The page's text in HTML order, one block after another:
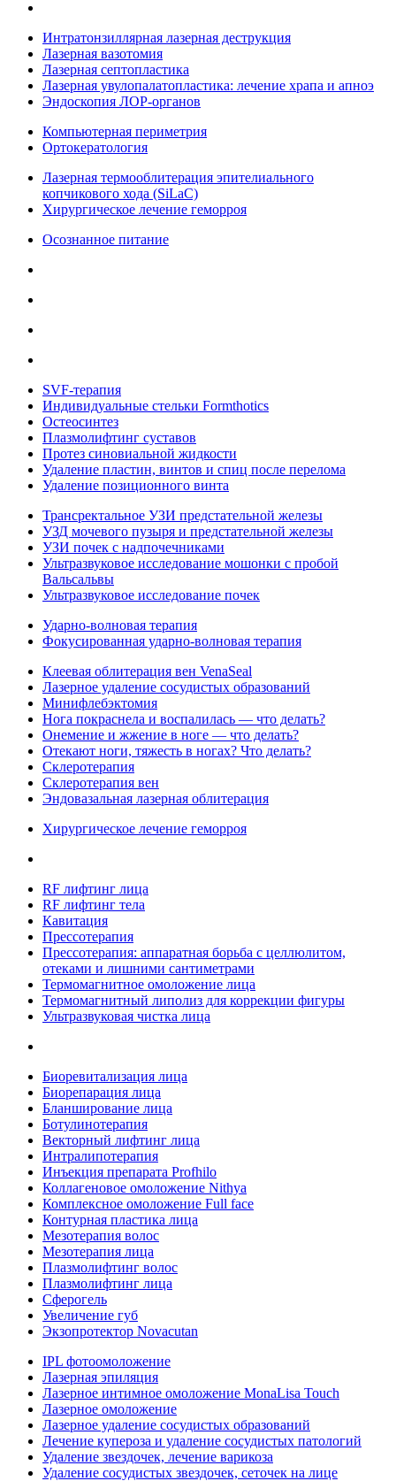
Интратонзиллярная лазерная деструкция
Лазерная вазотомия
Лазерная септопластика
Лазерная увулопалатопластика: лечение храпа и апноэ
Эндоскопия ЛОР-органов
Компьютерная периметрия
Ортокератология
Лазерная термооблитерация эпителиального
копчикового хода (SiLaC)
Хирургическое лечение геморроя
Осознанное питание
SVF-терапия
Индивидуальные стельки Formthotics
Остеосинтез
Плазмолифтинг суставов
Протез синовиальной жидкости
Удаление пластин, винтов и спиц после перелома
Удаление позиционного винта
Трансректальное УЗИ предстательной железы
УЗД мочевого пузыря и предстательной железы
УЗИ почек с надпочечниками
Ультразвуковое исследование мошонки с пробой
Вальсальвы
Ультразвуковое исследование почек
Ударно-волновая терапия
Фокусированная ударно-волновая терапия
Клеевая облитерация вен VenaSeal
Лазерное удаление сосудистых образований
Минифлебэктомия
Нога покраснела и воспалилась — что делать?
Онемение и жжение в ноге — что делать?
Отекают ноги, тяжесть в ногах? Что делать?
Склеротерапия
Склеротерапия вен
Эндовазальная лазерная облитерация
Хирургическое лечение геморроя
RF лифтинг лица
RF лифтинг тела
Кавитация
Прессотерапия
Прессотерапия: аппаратная борьба с целлюлитом,
отеками и лишними сантиметрами
Термомагнитное омоложение лица
Термомагнитный липолиз для коррекции фигуры
Ультразвуковая чистка лица
Биоревитализация лица
Биорепарация лица
Бланширование лица
Ботулинотерапия
Векторный лифтинг лица
Интралипотерапия
Инъекция препарата Profhilo
Коллагеновое омоложение Nithya
Комплексное омоложение Full face
Контурная пластика лица
Мезотерапия волос
Мезотерапия лица
Плазмолифтинг волос
Плазмолифтинг лица
Сферогель
Увеличение губ
Экзопротектор Novacutan
IPL фотоомоложение
Лазерная эпиляция
Лазерное интимное омоложение MonaLisa Touch
Лазерное омоложение
Лазерное удаление сосудистых образований
Лечение купероза и удаление сосудистых патологий
Удаление звездочек, лечение варикоза
Удаление сосудистых звездочек, сеточек на лице